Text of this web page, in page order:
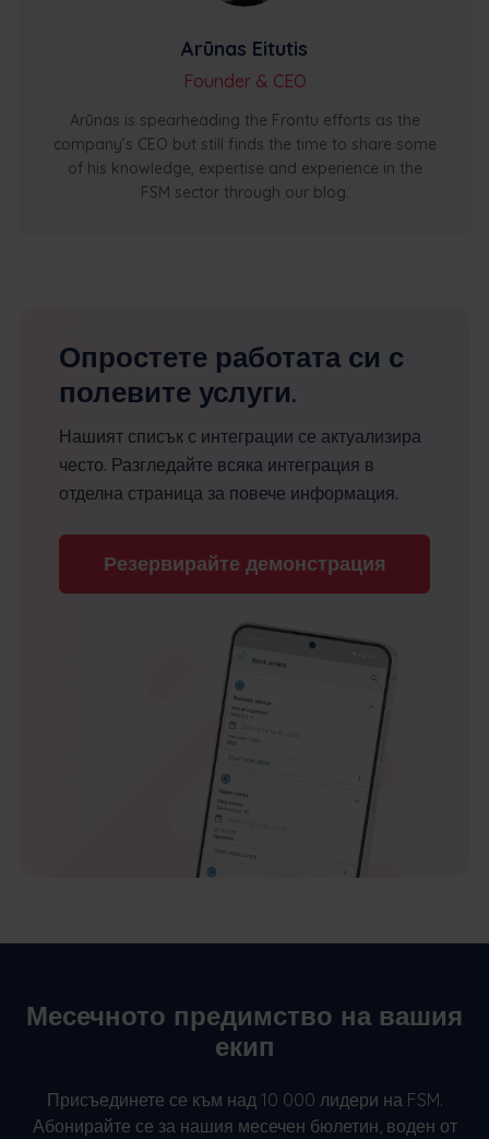
Arūnas Eitutis
Founder & CEO
Arūnas is spearheading the Frontu efforts as the
company’s CEO but still finds the time to share some
of his knowledge, expertise and experience in the
FSM sector through our blog.
Опростете работата си с
полевите услуги.
Нашият списък с интеграции се актуализира
често. Разгледайте всяка интеграция в
отделна страница за повече информация.
Резервирайте демонстрация
Месечното предимство на вашия
екип
Присъединете се към над 10 000 лидери на FSM.
Абонирайте се за нашия месечен бюлетин, воден от